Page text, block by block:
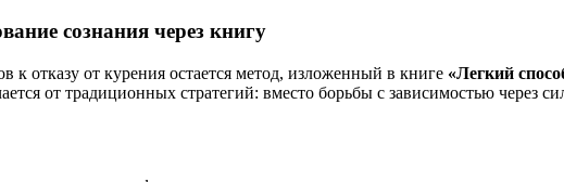
сознания через книгу
отказу от курения остается метод, изложенный в книге «Легкий
от традиционных стратегий: вместо борьбы с зависимостью через